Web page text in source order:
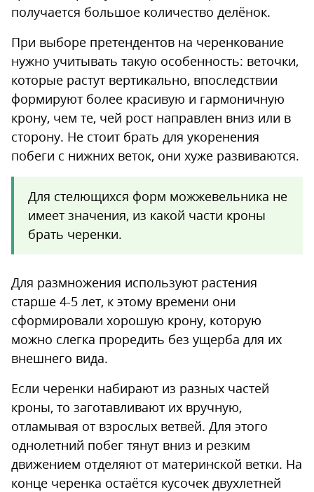
получается большое количество делёнок.
При выборе претендентов на черенкование
нужно учитывать такую особенность: веточки,
которые растут вертикально, впоследствии
формируют более красивую и гармоничную
крону, чем те, чей рост направлен вниз или в
сторону. Не стоит брать для укоренения
побеги с нижних веток, они хуже развиваются.
Для стелющихся форм можжевельника не
имеет значения, из какой части кроны
брать черенки.
Для размножения используют растения
старше 4-5 лет, к этому времени они
сформировали хорошую крону, которую
можно слегка проредить без ущерба для их
внешнего вида.
Если черенки набирают из разных частей
кроны, то заготавливают их вручную,
отламывая от взрослых ветвей. Для этого
однолетний побег тянут вниз и резким
движением отделяют от материнской ветки. На
конце черенка остаётся кусочек двухлетней